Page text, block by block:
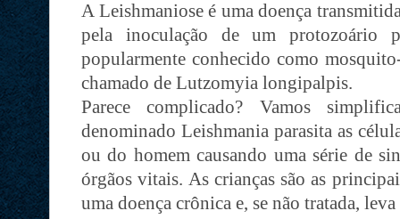
A Leishmaniose é uma doença
pela inoculação de um protozoário
popularmente conhecido como
chamado de Lutzomyia longipalpis.
Parece complicado? Vamos
denominado Leishmania parasita as
ou do homem causando uma série de
órgãos vitais. As crianças são as
uma doença crônica e, se não tratada,